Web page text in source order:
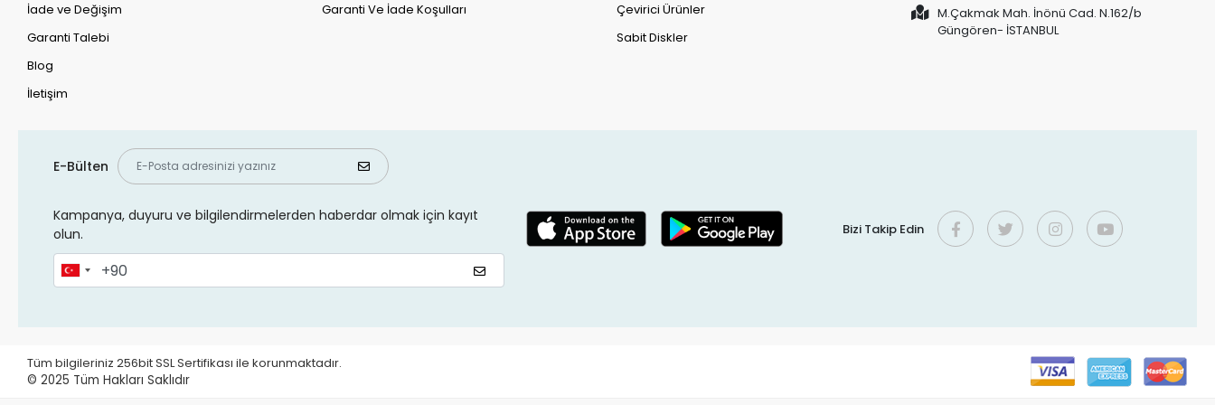
İade ve Değişim
Garanti Talebi
Blog
İletişim
Garanti Ve İade Koşulları
Çevirici Ürünler
Sabit Diskler
M.Çakmak Mah. İnönü Cad. N.162/b
Güngören- İSTANBUL
E-Bülten
Kampanya, duyuru ve bilgilendirmelerden haberdar olmak için kayıt
olun.
Bizi Takip Edin
Tüm bilgileriniz 256bit SSL Sertifikası ile korunmaktadır.
© 2025 Tüm Hakları Saklıdır